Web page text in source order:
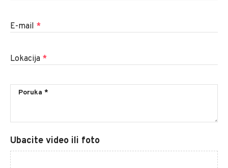
E-mail *
Lokacija *
Ubacite video ili foto